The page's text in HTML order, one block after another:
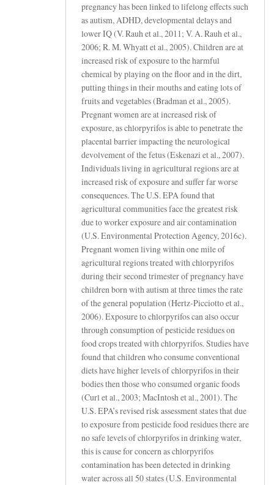
pregnancy has been linked to lifelong effects such
as autism, ADHD, developmental delays and
lower IQ (V. Rauh et al., 2011; V. A. Rauh et al.,
2006; R. M. Whyatt et al., 2005). Children are at
increased risk of exposure to the harmful
chemical by playing on the floor and in the dirt,
putting things in their mouths and eating lots of
fruits and vegetables (Bradman et al., 2005).
Pregnant women are at increased risk of
exposure, as chlorpyrifos is able to penetrate the
placental barrier impacting the neurological
devolvement of the fetus (Eskenazi et al., 2007).
Individuals living in agricultural regions are at
increased risk of exposure and suffer far worse
consequences. The U.S. EPA found that
agricultural communities face the greatest risk
due to worker exposure and air contamination
(U.S. Environmental Protection Agency, 2016c).
Pregnant women living within one mile of
agricultural regions treated with chlorpyrifos
during their second trimester of pregnancy have
children born with autism at three times the rate
of the general population (Hertz-Picciotto et al.,
2006). Exposure to chlorpyrifos can also occur
through consumption of pesticide residues on
food crops treated with chlorpyrifos. Studies have
found that children who consume conventional
diets have higher levels of chlorpyrifos in their
bodies then those who consumed organic foods
(Curl et al., 2003; MacIntosh et al., 2001). The
U.S. EPA’s revised risk assessment states that due
to exposure from pesticide food residues there are
no safe levels of chlorpyrifos in drinking water,
this is cause for concern as chlorpyrifos
contamination has been detected in drinking
water across all 50 states (U.S. Environmental